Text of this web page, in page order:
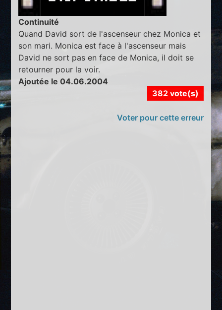
Continuité
Quand David sort de l'ascenseur chez Monica et
son mari. Monica est face à l'ascenseur mais
David ne sort pas en face de Monica, il doit se
retourner pour la voir.
Ajoutée le 04.06.2004
382 vote(s)
Voter pour cette erreur